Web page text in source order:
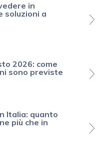
in
soluzioni a
2026: come
sono previste
Italia: quanto
più che in